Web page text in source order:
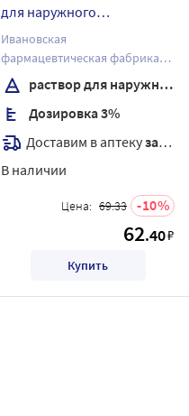
для наружного
применения 25 мл
Ивановская
фармацевтическая фабрика
ОАО
раствор для наружного применения
Дозировка 3%
Доставим в аптекузавтра
В наличии
Цена: 69.33 10
62.40₽
Купить